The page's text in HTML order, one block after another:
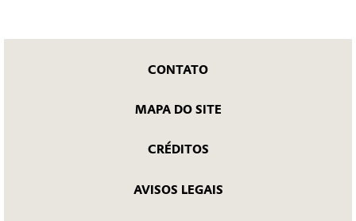
CONTATO
MAPA DO SITE
CRÉDITOS
AVISOS LEGAIS